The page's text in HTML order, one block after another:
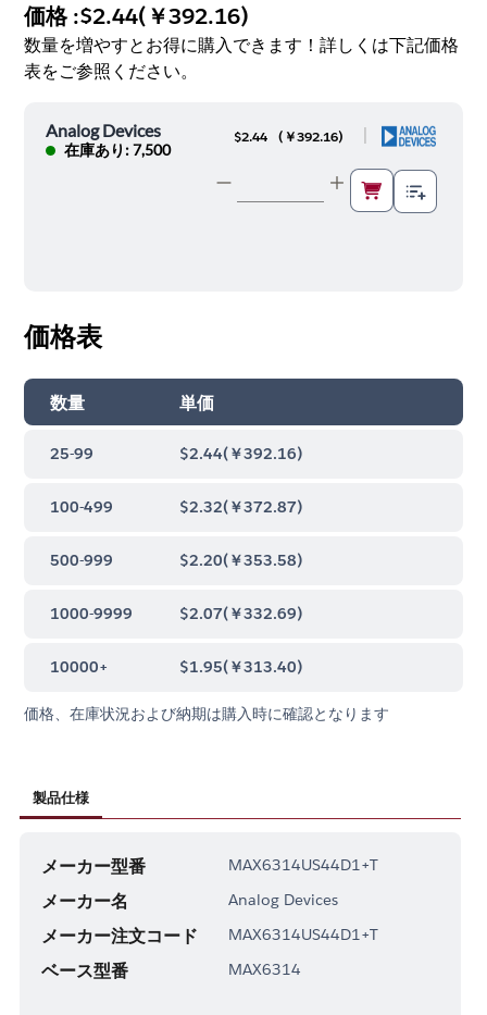
価格 :$2.44(￥392.16)
数量を増やすとお得に購入できます！詳しくは下記価格
表をご参照ください。
Analog Devices
在庫あり: 7,500
$2.44 ( ￥392.16)
価格表
数量 単価
25-99 $2.44(￥392.16)
100-499 $2.32(￥372.87)
500-999 $2.20(￥353.58)
1000-9999 $2.07(￥332.69)
10000+ $1.95(￥313.40)
価格、在庫状況および納期は購入時に確認となります
製品仕様
メーカー型番 MAX6314US44D1+T
メーカー名 Analog Devices
メーカー注文コード MAX6314US44D1+T
ベース型番 MAX6314